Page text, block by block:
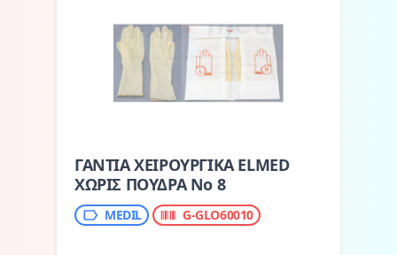
ΓΑΝΤΙΑ ΧΕΙΡΟΥΡΓΙΚΑ ELMED
ΧΩΡΙΣ ΠΟΥΔΡΑ Νο 8
MEDIL G-GLO60010